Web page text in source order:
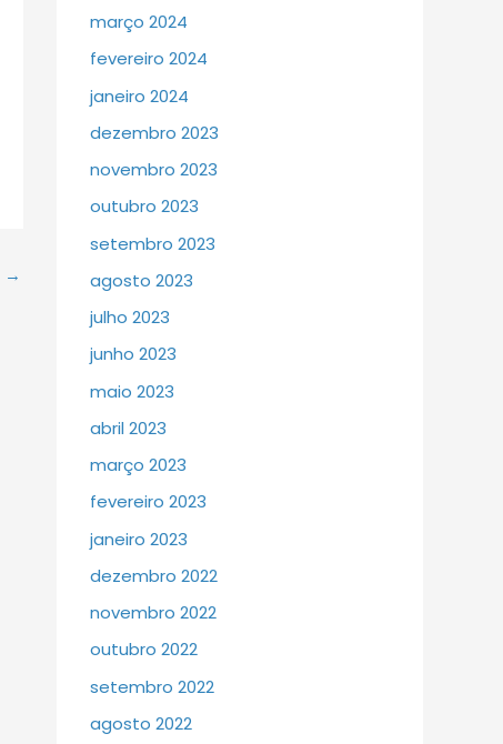
→
março 2024
fevereiro 2024
janeiro 2024
dezembro 2023
novembro 2023
outubro 2023
setembro 2023
agosto 2023
julho 2023
junho 2023
maio 2023
abril 2023
março 2023
fevereiro 2023
janeiro 2023
dezembro 2022
novembro 2022
outubro 2022
setembro 2022
agosto 2022